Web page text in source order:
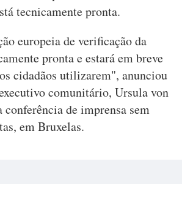
tecnicamente pronta.
europeia de verificação da
pronta e estará em breve
cidadãos utilizarem", anunciou
comunitário, Ursula von
conferência de imprensa sem
em Bruxelas.